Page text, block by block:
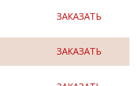
ЗАКАЗАТЬ
ЗАКАЗАТЬ